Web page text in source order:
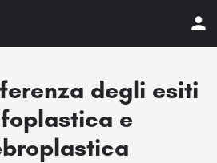
degli esiti
e